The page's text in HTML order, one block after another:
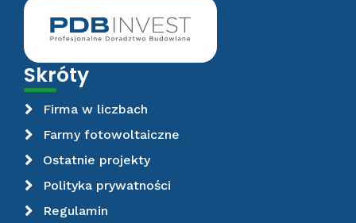
Skróty
Firma w liczbach
Farmy fotowoltaiczne
Ostatnie projekty
Polityka prywatności
Regulamin